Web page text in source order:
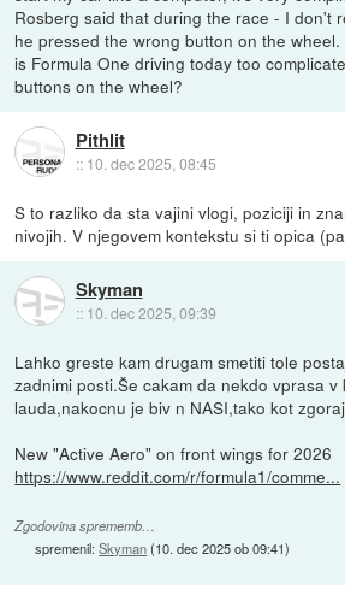
Rosberg said that during the race - I don't
he pressed the wrong button on the
is Formula One driving today too
buttons on the wheel?
Pithlit
:: 10. dec 2025, 08:45
S to razliko da sta vajini vlogi, poziciji in
nivojih. V njegovem kontekstu si ti opica
Skyman
:: 10. dec 2025, 09:39
Lahko greste kam drugam smetiti tole
zadnimi posti.Še cakam da nekdo vprasa v
lauda,nakocnu je biv n NASI,tako kot
New "Active Aero" on front wings for 2026
https://www.reddit.com/r/formula1/comme...
Zgodovina sprememb…
spremenil:Skyman(10. dec 2025 ob 09:41)